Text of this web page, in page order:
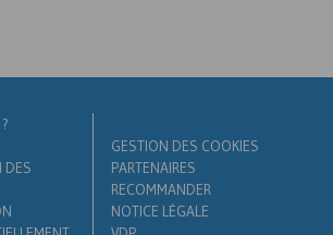
DES
GESTION DES COOKIES
PARTENAIRES
RECOMMANDER
NOTICE LÉGALE